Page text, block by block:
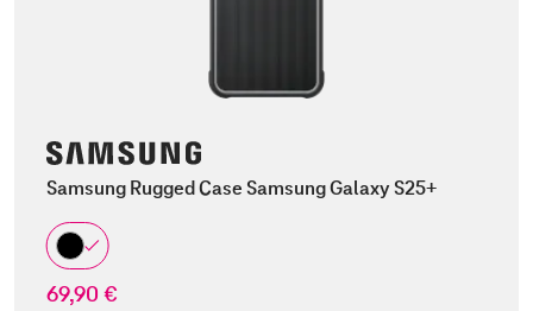
Samsung Rugged Case Samsung Galaxy S25+
69,90 €